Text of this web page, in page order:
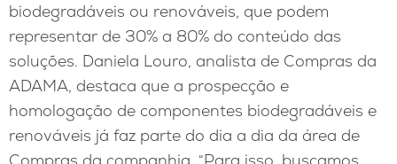
biodegradáveis ou renováveis, que podem
representar de 30% a 80% do conteúdo das
soluções. Daniela Louro, analista de Compras da
ADAMA, destaca que a prospecção e
homologação de componentes biodegradáveis e
renováveis já faz parte do dia a dia da área de